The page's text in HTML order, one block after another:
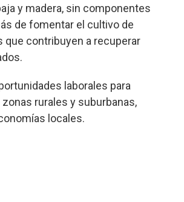
y madera, sin componentes
de fomentar el cultivo de
que contribuyen a recuperar
laborales para
rurales y suburbanas,
locales.